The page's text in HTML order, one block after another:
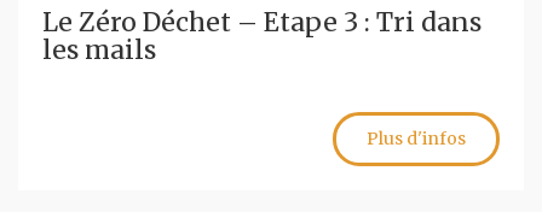
Le Zéro Déchet – Etape 3 : Tri dans
les mails
Plus d'infos